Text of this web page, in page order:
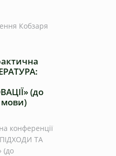
Кобзаря
(до
мови)
конференції
ТА
(до